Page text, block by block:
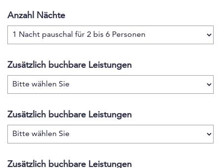
Anzahl Nächte
Zusätzlich buchbare Leistungen
Zusätzlich buchbare Leistungen
Zusätzlich buchbare Leistungen